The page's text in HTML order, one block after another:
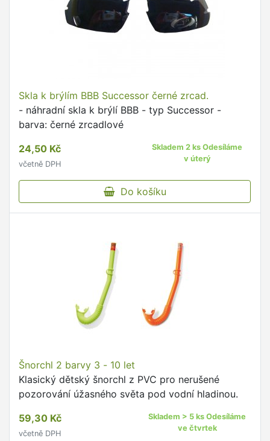
Skla k brýlím BBB Successor černé zrcad.
- náhradní skla k brýlí BBB - typ Successor -
barva: černé zrcadlové
24,50 Kč
včetně DPH
Skladem 2 ks Odesíláme
v úterý
Do košíku
Šnorchl 2 barvy 3 - 10 let
Klasický dětský šnorchl z PVC pro nerušené
pozorování úžasného světa pod vodní hladinou.
59,30 Kč
včetně DPH
Skladem > 5 ks Odesíláme
ve čtvrtek